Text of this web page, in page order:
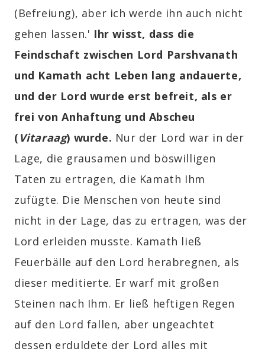
(Befreiung), aber ich werde ihn auch nicht
gehen lassen.' Ihr wisst, dass die
Feindschaft zwischen Lord Parshvanath
und Kamath acht Leben lang andauerte,
und der Lord wurde erst befreit, als er
frei von Anhaftung und Abscheu
( Vitaraag) wurde. Nur der Lord war in der
Lage, die grausamen und böswilligen
Taten zu ertragen, die Kamath Ihm
zufügte. Die Menschen von heute sind
nicht in der Lage, das zu ertragen, was der
Lord erleiden musste. Kamath ließ
Feuerbälle auf den Lord herabregnen, als
dieser meditierte. Er warf mit großen
Steinen nach Ihm. Er ließ heftigen Regen
auf den Lord fallen, aber ungeachtet
dessen erduldete der Lord alles mit